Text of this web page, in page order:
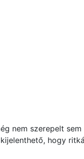
nem szerepelt
hogy